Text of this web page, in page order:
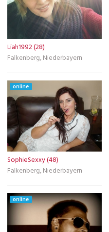
Liah1992 (28)
Falkenberg, Niederbayern
online
SophieSexxy (48)
Falkenberg, Niederbayern
online